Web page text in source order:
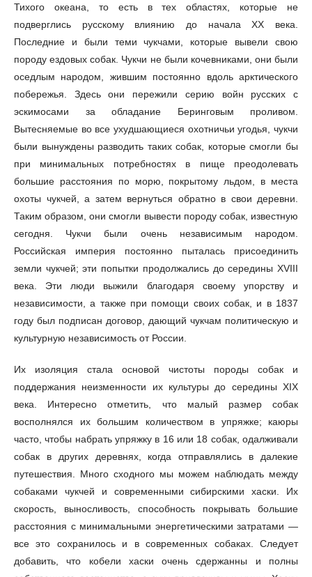
Тихого океана, то есть в тех областях, которые не
подверглись русскому влиянию до начала XX века.
Последние и были теми чукчами, которые вывели свою
породу ездовых собак. Чукчи не были кочевниками, они были
оседлым народом, жившим постоянно вдоль арктического
побережья. Здесь они пережили серию войн русских с
эскимосами за обладание Беринговым проливом.
Вытесняемые во все ухудшающиеся охотничьи угодья, чукчи
были вынуждены разводить таких собак, которые смогли бы
при минимальных потребностях в пище преодолевать
большие расстояния по морю, покрытому льдом, в места
охоты чукчей, а затем вернуться обратно в свои деревни.
Таким образом, они смогли вывести породу собак, известную
сегодня. Чукчи были очень независимым народом.
Российская империя постоянно пыталась присоединить
земли чукчей; эти попытки продолжались до середины XVIII
века. Эти люди выжили благодаря своему упорству и
независимости, а также при помощи своих собак, и в 1837
году был подписан договор, дающий чукчам политическую и
культурную независимость от России.
Их изоляция стала основой чистоты породы собак и
поддержания неизменности их культуры до середины XIX
века. Интересно отметить, что малый размер собак
восполнялся их большим количеством в упряжке; каюры
часто, чтобы набрать упряжку в 16 или 18 собак, одалживали
собак в других деревнях, когда отправлялись в далекие
путешествия. Много сходного мы можем наблюдать между
собаками чукчей и современными сибирскими хаски. Их
скорость, выносливость, способность покрывать большие
расстояния с минимальными энергетическими затратами —
все это сохранилось и в современных собаках. Следует
добавить, что кобели хаски очень сдержанны и полны